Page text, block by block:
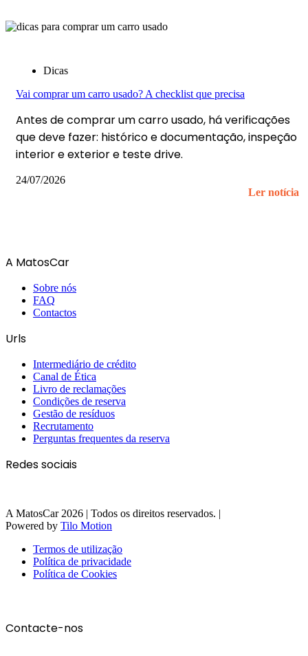
Dicas
Vai comprar um carro usado? A checklist que precisa
Antes de comprar um carro usado, há verificações
que deve fazer: histórico e documentação, inspeção
interior e exterior e teste drive.
24/07/2026
Ler notícia
A MatosCar
Sobre nós
FAQ
Contactos
Urls
Intermediário de crédito
Canal de Ética
Livro de reclamações
Condições de reserva
Gestão de resíduos
Recrutamento
Perguntas frequentes da reserva
Redes sociais
A MatosCar 2026 | Todos os direitos reservados. |
Powered by Tilo Motion
Termos de utilização
Política de privacidade
Política de Cookies
Contacte-nos